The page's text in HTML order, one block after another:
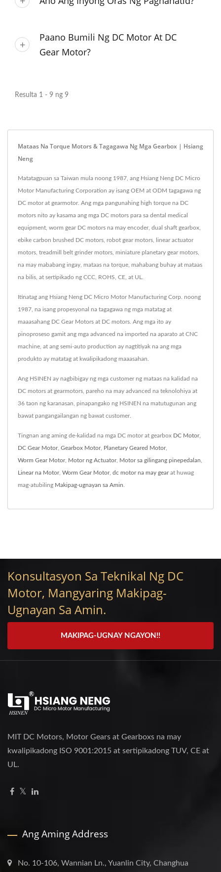
Paano Bumili Ng DC Motor At DC
Gear Motor?
Resulta 1 - 9 ng 9
Mataas Na Torque Motors & Tagagawa Ng Mga Gearbox | Hsiang
Neng
Matatagpuan sa Taiwan mula noong 1987, ang Hsiang Neng DC Micro
Motor Manufacturing Corporation ay isang OEM at ODM tagagawa ng
DC motor at gearmotor. Ang mga pangunahing high torque na DC
motors nito ay kasama ang mga DC motors para sa dental medical
equipment, worm gear DC motors na may encoder, dual shaft gearbox,
ebike carbon brushed DC motors, robot gear motors, linear actuator
motors, treadmill belt grinder motors, miniature planetary gear motors,
na may mababang ingay, mataas na torque, mahabang buhay at mataas
na bilis, at sertipikado ng CCC, ROHS, CE, at UL.
Itinatag ang Hsiang Neng DC Micro Motor Manufacturing Corp. noong
1987, na isang propesyonal na tagagawa ng mga matatag at
maaasahang DC Gear Motors at DC motors. Ang mga ito ay
pinoproseso gamit ang mga advanced na imported na aparato at CNC
machine, at ang semi-auto production ay nagtitiyak na ang mga
produkto ay matatag at kwalipikadong maaasahan.
Ang HSINEN ay nagbibigay ng mga customer ng mataas na kalidad na
DC motors at gearmotors, pareho na may advanced na teknolohiya at
36 taon ng karanasan, pinapangako ng HSINEN na matutugunan ang
bawat pangangailangan ng bawat customer.
Tingnan ang aming de-kalidad na mga DC motor at gearbox DC Motor,
DC Gear Motor, Gearbox Motor, Planetary Geared Motor,
Worm Gear Motor, Motor ng Actuator, Motor sa gilingang pinepedalan
Linear na Motor, Worm Gear Motor, dc motor na may gearat huwag
mag-atubiling Makipag-ugnayan sa Amin
Konsultasyon Sa Teknikal Ng DC
Motor, Mangyaring Makipag-
Ugnayan Sa Amin.
MAKIPAG-UGNAY NGAYON!!
MIT DC Motors, Motor Gears at Gearboxs na may
kwalipikadong ISO 9001:2015 at sertipikadong TUV, CE at
UL.
Ang Aming Address
No. 10-106, Wannian Ln., Yuanlin City, Changhua